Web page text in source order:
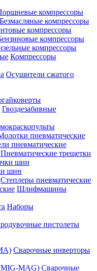
компрессоры
Безмасляные компрессоры
компрессоры
компрессоры
компрессоры
Компрессоры
Осушители сжатого
Гвоздезабивные
пневматические
пневматические
Пневматические трещетки
шин
Степлеры пневматические
Шлифмашины
Наборы
пистолеты
Сварочные инверторы
Сварочные